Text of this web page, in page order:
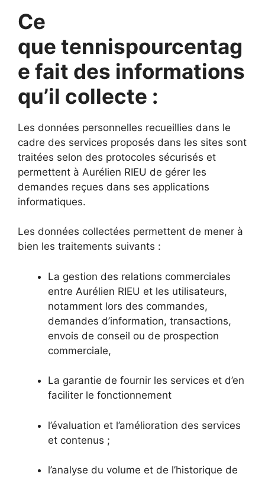
Ce
que tennispourcentag
e fait des informations
qu’il collecte :
Les données personnelles recueillies dans le
cadre des services proposés dans les sites sont
traitées selon des protocoles sécurisés et
permettent à Aurélien RIEU de gérer les
demandes reçues dans ses applications
informatiques.
Les données collectées permettent de mener à
bien les traitements suivants :
La gestion des relations commerciales
entre Aurélien RIEU et les utilisateurs,
notamment lors des commandes,
demandes d’information, transactions,
envois de conseil ou de prospection
commerciale,
La garantie de fournir les services et d’en
faciliter le fonctionnement
l’évaluation et l’amélioration des services
et contenus ;
l’analyse du volume et de l’historique de